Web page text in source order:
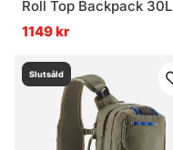
Roll Top Backpack 30L
Anchor
1149 kr
Slutsåld